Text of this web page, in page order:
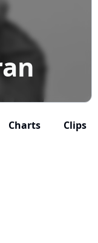
Charts Clips